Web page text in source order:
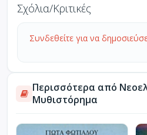
Σχόλια/Κριτικές
Συνδεθείτε για να
Περισσότερα από
Μυθιστόρημα